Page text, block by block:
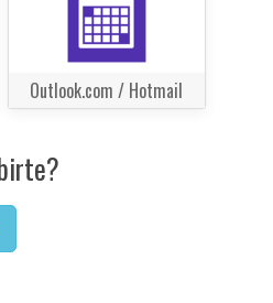
Outlook.com / Hotmail